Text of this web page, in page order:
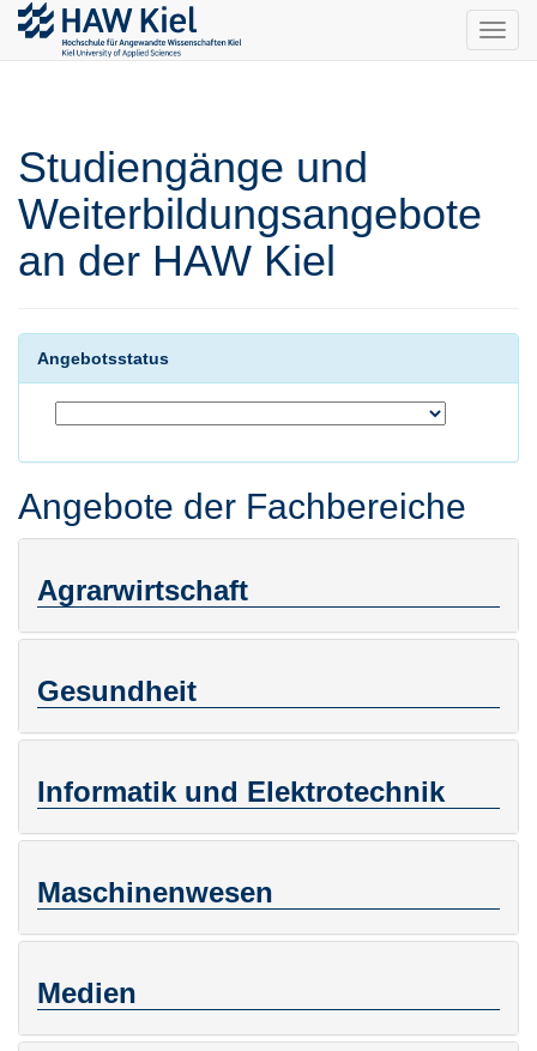
Studiengänge und
Weiterbildungsangebote
an der HAW Kiel
Angebotsstatus
Angebote der Fachbereiche
Agrarwirtschaft
Gesundheit
Informatik und Elektrotechnik
Maschinenwesen
Medien